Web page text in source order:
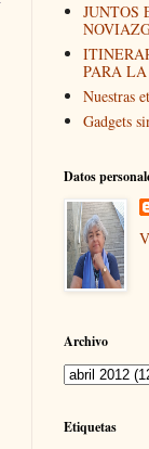
JUNTOS
PARA
Nuestras
Gadgets
Datos
Archivo
Etiquetas